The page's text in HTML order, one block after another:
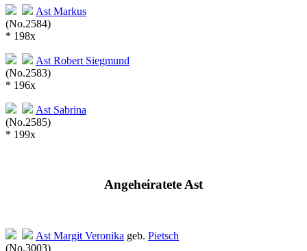
Ast Markus
(No.2584)
* 198x
Ast Robert Siegmund
(No.2583)
* 196x
Ast Sabrina
(No.2585)
* 199x
Angeheiratete Ast
Ast Margit Veronika geb. Pietsch
(No.3003)